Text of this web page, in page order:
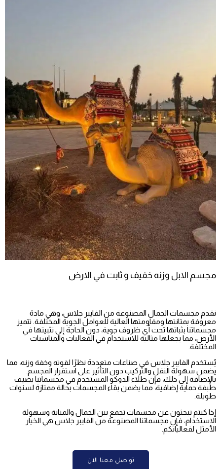
مجسم الابل وزنه خفيف و ثابت في الارض
نقدم مجسمات الجمال المصنوعة من الفايبر جلاس، وهي مادة
معروفة بمتانتها ومقاومتها العالية للعوامل الجوية المختلفة. تتميز
مجسماتنا بثباتها تحت أي ظروف جوية، دون الحاجة إلى تثبيتها في
الأرض، مما يجعلها مثالية للاستخدام في الفعاليات والمناسبات
المختلفة.
يُستخدم الفايبر جلاس في صناعات متعددة نظرًا لقوته وخفة وزنه، مما
يضمن سهولة النقل والتركيب دون التأثير على استقرار المجسم.
بالإضافة إلى ذلك، فإن طلاء الدوكو المستخدم في مجسماتنا يضيف
طبقة حماية إضافية، مما يضمن بقاء المجسمات بحالة ممتازة لسنوات
طويلة.
إذا كنتم تبحثون عن مجسمات تجمع بين الجمال والمتانة وسهولة
الاستخدام، فإن مجسماتنا المصنوعة من الفايبر جلاس هي الخيار
الأمثل لفعالياتكم.
تواصل معنا الان